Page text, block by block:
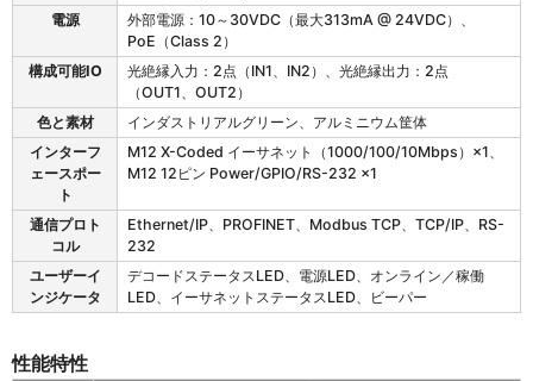
ー
範
動
バ
ス
電源
外部電源：10～30VDC（最大313mA @ 24VDC）、
PoE（Class 2）
構成可能IO
光絶縁入力：2点（IN1、IN2）、光絶縁出力：2点
（OUT1、OUT2）
色と素材
インダストリアルグリーン、アルミニウム筐体
インターフ
ェースポー
ト
M12 X-Coded イーサネット（1000/100/10Mbps）×1、
M12 12ピン Power/GPIO/RS-232 ×1
通信プロト
コル
Ethernet/IP、PROFINET、Modbus TCP、TCP/IP、RS-
232
ユーザーイ
ンジケータ
デコードステータスLED、電源LED、オンライン／稼働
LED、イーサネットステータスLED、ビーパー
性能特性